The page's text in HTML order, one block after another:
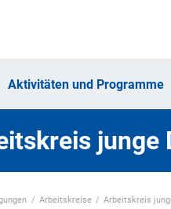
Aktivitäten und Programme
junge
Arbeitskreise Arbeitskreis